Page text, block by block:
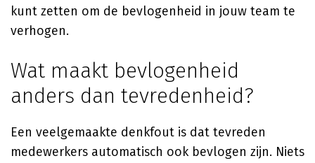
kunt zetten om de bevlogenheid in jouw team te
verhogen.
Wat maakt bevlogenheid
anders dan tevredenheid?
Een veelgemaakte denkfout is dat tevreden
medewerkers automatisch ook bevlogen zijn. Niets